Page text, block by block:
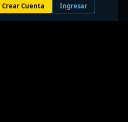
® © 2010-2026 XenForo Ltd.
☁️
Crear Cuenta Ingresar